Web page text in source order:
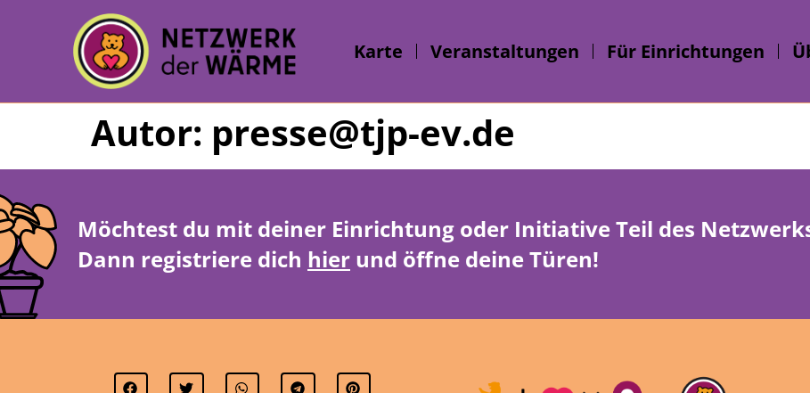
Karte Veranstaltungen Für Einrichtungen
Autor: presse@tjp-ev.de
Möchtest du mit deiner Einrichtung oder Initiative Teil des
Dann registriere dich hier und öffne deine Türen!